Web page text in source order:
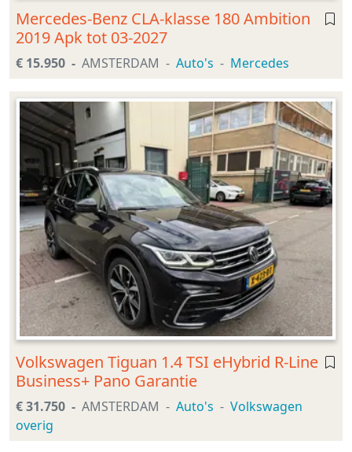
Mercedes-Benz CLA-klasse 180 Ambition
2019 Apk tot 03-2027
€ 15.950 AMSTERDAM Auto's Mercedes
Volkswagen Tiguan 1.4 TSI eHybrid R-Line
Business+ Pano Garantie
€ 31.750 AMSTERDAM Auto's
Volkswagen
overig